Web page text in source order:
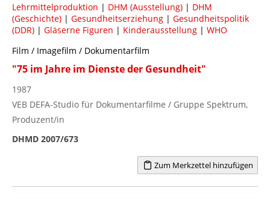
Lehrmittelproduktion | DHM (Ausstellung) | DHM
(Geschichte) | Gesundheitserziehung | Gesundheitspolitik
(DDR) | Gläserne Figuren | Kinderausstellung | WHO
Film / Imagefilm / Dokumentarfilm
"75 im Jahre im Dienste der Gesundheit"
1987
VEB DEFA-Studio für Dokumentarfilme / Gruppe Spektrum,
Produzent/in
DHMD 2007/673
Zum Merkzettel hinzufügen